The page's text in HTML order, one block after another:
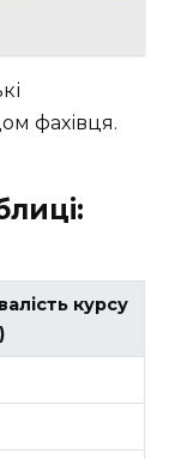
фахівця.
курсу